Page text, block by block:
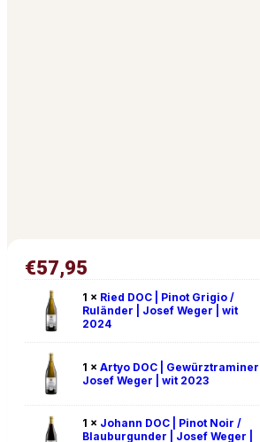
€57,95
1 × Ried DOC | Pinot Grigio /
Ruländer | Josef Weger | wit
2024
1 × Artyo DOC | Gewürztraminer |
Josef Weger | wit 2023
1 × Johann DOC | Pinot Noir /
Blauburgunder | Josef Weger |